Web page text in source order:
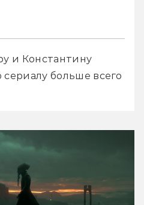
и Константину
больше всего